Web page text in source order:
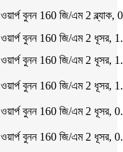
ওয়ার্প বুনন 160 জি/এম 2
ওয়ার্প বুনন 160 জি/এম 2 ধূসর,
ওয়ার্প বুনন 160 জি/এম 2 ধূসর,
ওয়ার্প বুনন 160 জি/এম 2 ধূসর,
ওয়ার্প বুনন 160 জি/এম 2 ধূসর,
ওয়ার্প বুনন 160 জি/এম 2 ধূসর,